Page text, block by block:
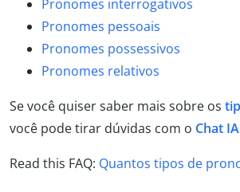
Pronomes interrogativos
Pronomes pessoais
Pronomes possessivos
Pronomes relativos
Se você quiser saber mais sobre os
você pode tirar dúvidas com o Chat IA
Read this FAQ: Quantos tipos de